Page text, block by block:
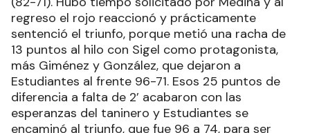
regreso el rojo reaccionó y prácticamente
sentenció el triunfo, porque metió una racha de
13 puntos al hilo con Sigel como protagonista,
más Giménez y González, que dejaron a
Estudiantes al frente 96-71. Esos 25 puntos de
diferencia a falta de 2’ acabaron con las
esperanzas del taninero y Estudiantes se
encaminó al triunfo, que fue 96 a 74, para ser